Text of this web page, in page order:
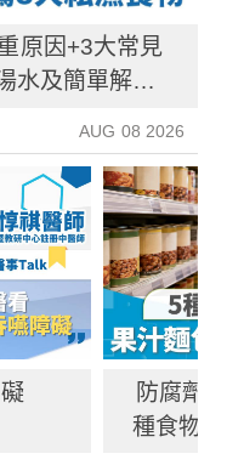
原因+3大常見
水及簡單解決
AUG 08 2026
防腐劑
種食物